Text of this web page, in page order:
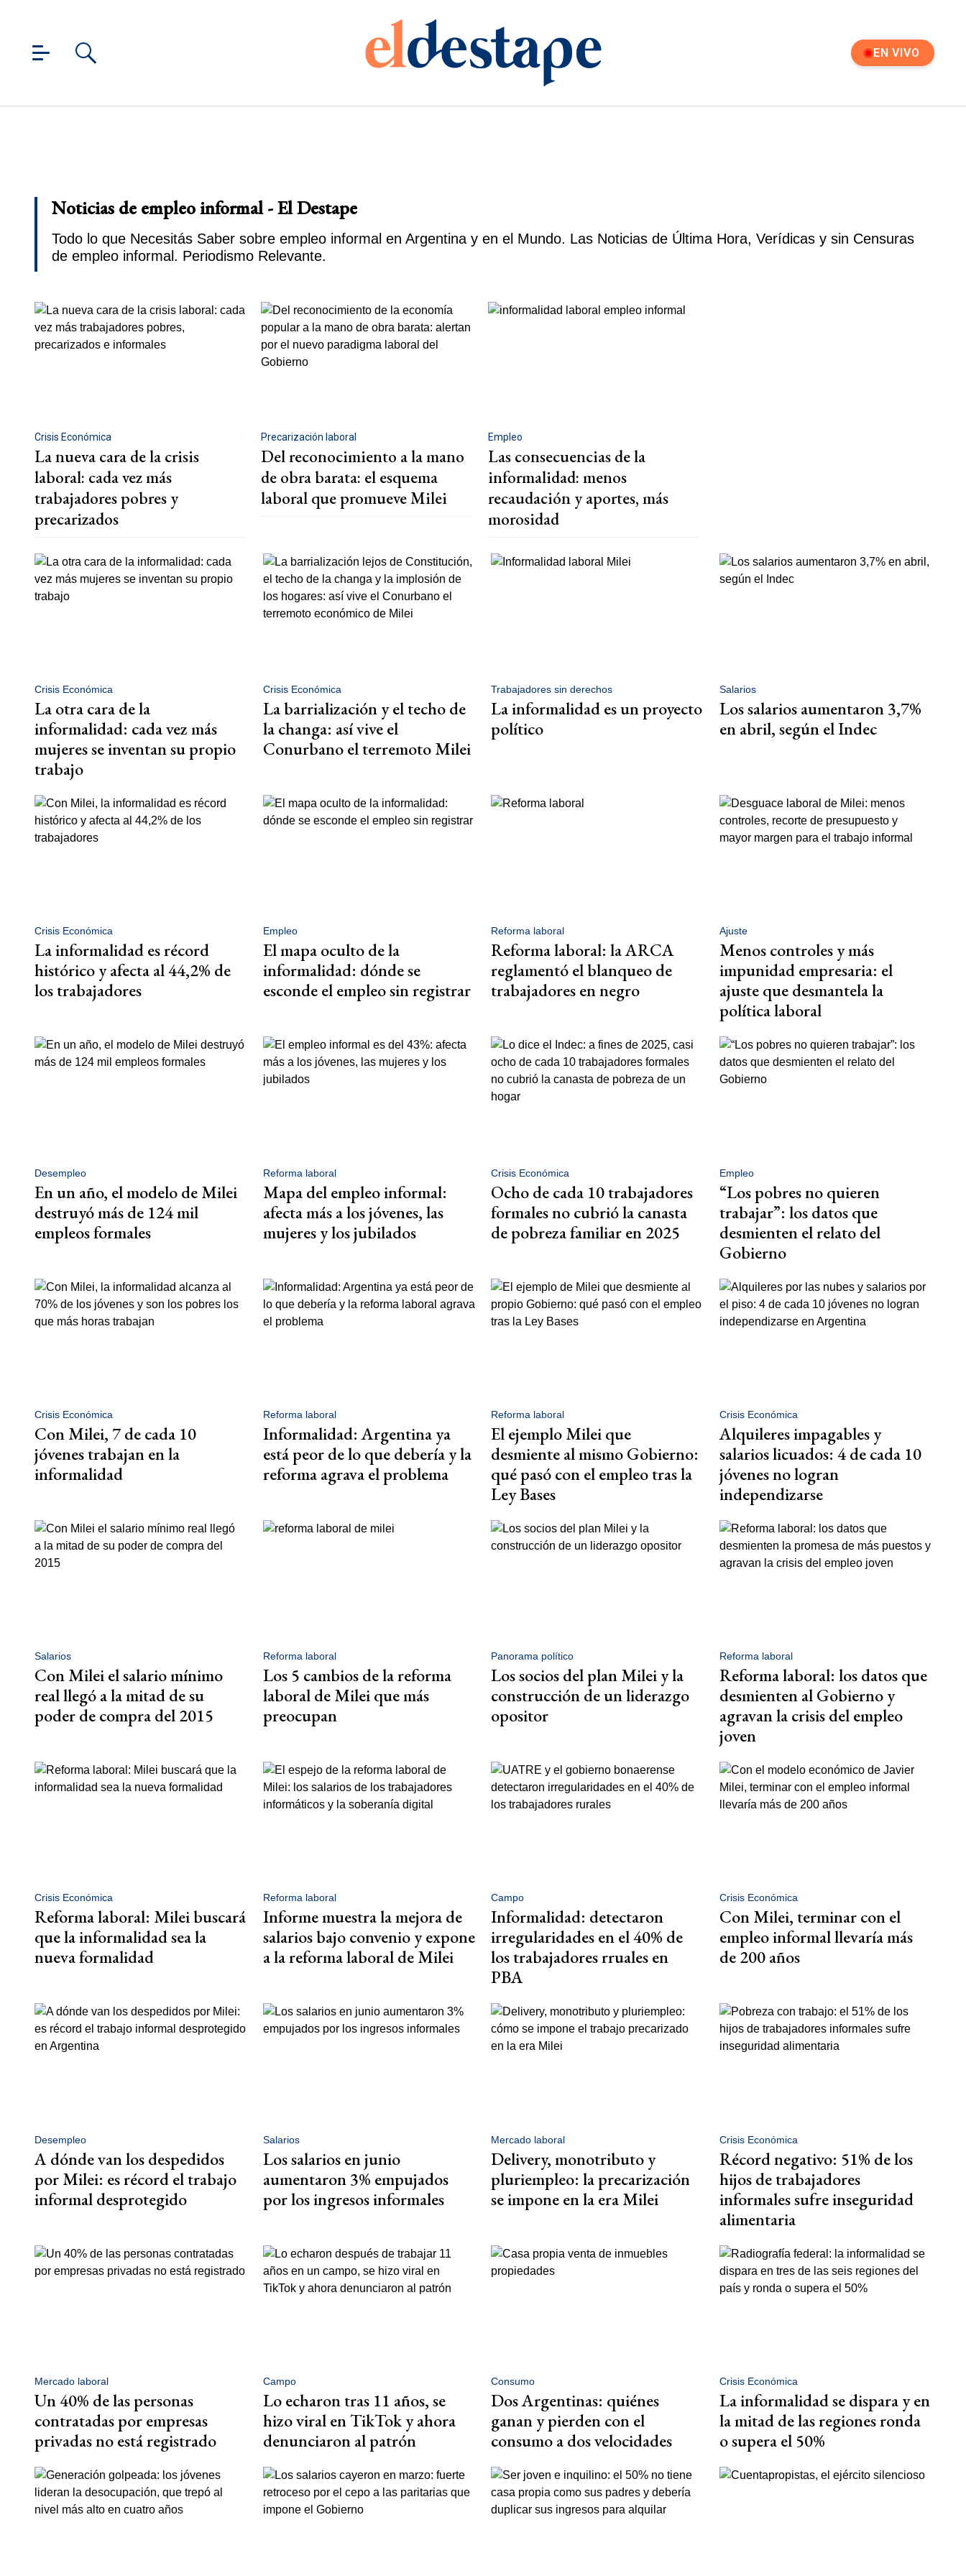
EN VIVO
Noticias de empleo informal - El Destape
Todo lo que Necesitás Saber sobre empleo informal en Argentina y en el Mundo. Las Noticias de Última Hora, Verídicas y sin Censuras
de empleo informal. Periodismo Relevante.
Crisis Económica
La nueva cara de la crisis
laboral: cada vez más
trabajadores pobres y
precarizados
Precarización laboral
Del reconocimiento a la mano
de obra barata: el esquema
laboral que promueve Milei
Empleo
Las consecuencias de la
informalidad: menos
recaudación y aportes, más
morosidad
Crisis Económica
La otra cara de la
informalidad: cada vez más
mujeres se inventan su propio
trabajo
Crisis Económica
La barrialización y el techo de
la changa: así vive el
Conurbano el terremoto Milei
Trabajadores sin derechos
La informalidad es un proyecto
político
Salarios
Los salarios aumentaron 3,7%
en abril, según el Indec
Crisis Económica
La informalidad es récord
histórico y afecta al 44,2% de
los trabajadores
Empleo
El mapa oculto de la
informalidad: dónde se
esconde el empleo sin registrar
Reforma laboral
Reforma laboral: la ARCA
reglamentó el blanqueo de
trabajadores en negro
Ajuste
Menos controles y más
impunidad empresaria: el
ajuste que desmantela la
política laboral
Desempleo
En un año, el modelo de Milei
destruyó más de 124 mil
empleos formales
Reforma laboral
Mapa del empleo informal:
afecta más a los jóvenes, las
mujeres y los jubilados
Crisis Económica
Ocho de cada 10 trabajadores
formales no cubrió la canasta
de pobreza familiar en 2025
Empleo
“Los pobres no quieren
trabajar”: los datos que
desmienten el relato del
Gobierno
Crisis Económica
Con Milei, 7 de cada 10
jóvenes trabajan en la
informalidad
Reforma laboral
Informalidad: Argentina ya
está peor de lo que debería y la
reforma agrava el problema
Reforma laboral
El ejemplo Milei que
desmiente al mismo Gobierno:
qué pasó con el empleo tras la
Ley Bases
Crisis Económica
Alquileres impagables y
salarios licuados: 4 de cada 10
jóvenes no logran
independizarse
Salarios
Con Milei el salario mínimo
real llegó a la mitad de su
poder de compra del 2015
Reforma laboral
Los 5 cambios de la reforma
laboral de Milei que más
preocupan
Panorama político
Los socios del plan Milei y la
construcción de un liderazgo
opositor
Reforma laboral
Reforma laboral: los datos que
desmienten al Gobierno y
agravan la crisis del empleo
joven
Crisis Económica
Reforma laboral: Milei buscará
que la informalidad sea la
nueva formalidad
Reforma laboral
Informe muestra la mejora de
salarios bajo convenio y expone
a la reforma laboral de Milei
Campo
Informalidad: detectaron
irregularidades en el 40% de
los trabajadores rruales en
PBA
Crisis Económica
Con Milei, terminar con el
empleo informal llevaría más
de 200 años
Desempleo
A dónde van los despedidos
por Milei: es récord el trabajo
informal desprotegido
Salarios
Los salarios en junio
aumentaron 3% empujados
por los ingresos informales
Mercado laboral
Delivery, monotributo y
pluriempleo: la precarización
se impone en la era Milei
Crisis Económica
Récord negativo: 51% de los
hijos de trabajadores
informales sufre inseguridad
alimentaria
Mercado laboral
Un 40% de las personas
contratadas por empresas
privadas no está registrado
Campo
Lo echaron tras 11 años, se
hizo viral en TikTok y ahora
denunciaron al patrón
Consumo
Dos Argentinas: quiénes
ganan y pierden con el
consumo a dos velocidades
Crisis Económica
La informalidad se dispara y en
la mitad de las regiones ronda
o supera el 50%